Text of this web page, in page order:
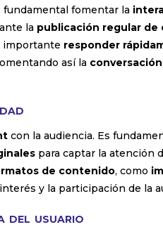
fundamental fomentar la
la publicación regular
importante responder
así la
con la audiencia. Es
para captar la atención
de contenido, como
y la participación de la
del usuario